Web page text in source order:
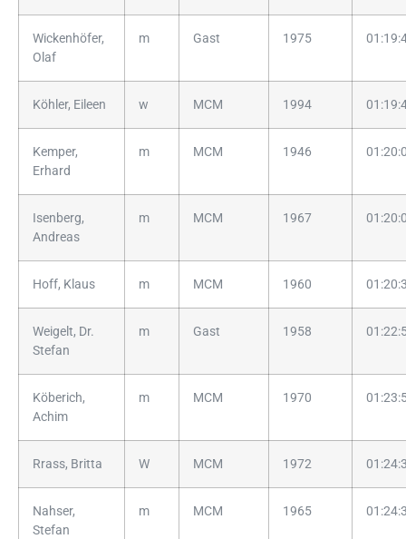
Wickenhöfer,
Olaf
m Gast 1975
Köhler, Eileen w MCM 1994
Kemper,
Erhard
m MCM 1946
Isenberg,
Andreas
m MCM 1967
Hoff, Klaus m MCM 1960
Weigelt, Dr.
Stefan
m Gast 1958
Köberich,
Achim
m MCM 1970
Rrass, Britta W MCM 1972
Nahser,
Stefan
m MCM 1965